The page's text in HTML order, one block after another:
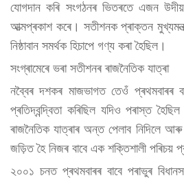
যোগদান কৰি সংগঠনৰ ভিতৰতে এজন
আত্মপ্ৰকাশ কৰে। সতীশনক প্ৰাক্তন
নিষ্ঠাবান সমৰ্থক হিচাপে গণ্য কৰা হৈছিল।
সংগ্ৰামেৰে ভৰা সতীশনৰ ৰাজনৈতিক যাত্ৰা
নব্বৈৰ দশকৰ মাজভাগত তেওঁ প্ৰথমবাৰৰ
প্ৰতিদ্বন্দ্বিতা কৰিছিল যদিও পৰাস্ত
ৰাজনৈতিক যাত্ৰাৰ অন্ত পেলাব নিদিলে
জড়িত হৈ নিজৰ বাবে এক শক্তিশালী পৰিচয়
২০০১ চনত প্ৰথমবাৰৰ বাবে পৰাভুৰ